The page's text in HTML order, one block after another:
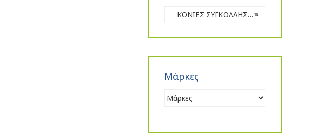
×
ΚΟΝΙΕΣ ΣΥΓΚΟΛΛΗΣΗΣ
Μάρκες